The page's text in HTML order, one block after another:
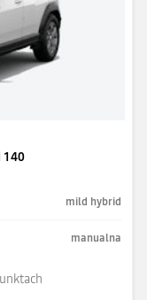
mild hybrid
manualna